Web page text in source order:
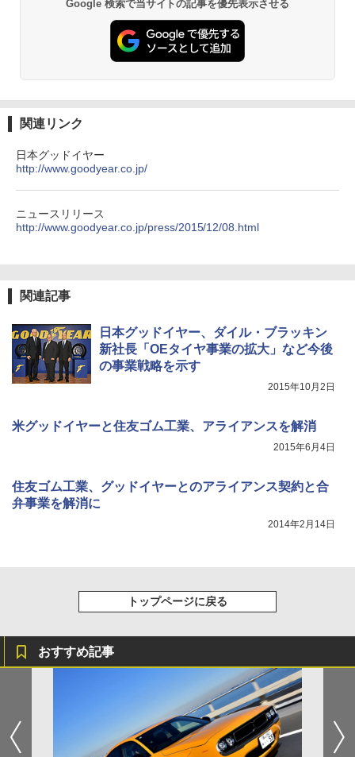
Google 検索で当サイトの記事を優先表示させる
関連リンク
日本グッドイヤー
http://www.goodyear.co.jp/
ニュースリリース
http://www.goodyear.co.jp/press/2015/12/08.html
関連記事
日本グッドイヤー、ダイル・ブラッキン
新社長「OEタイヤ事業の拡大」など今後
の事業戦略を示す
2015年10月2日
米グッドイヤーと住友ゴム工業、アライアンスを解消
2015年6月4日
住友ゴム工業、グッドイヤーとのアライアンス契約と合
弁事業を解消に
2014年2月14日
トップページに戻る
おすすめ記事